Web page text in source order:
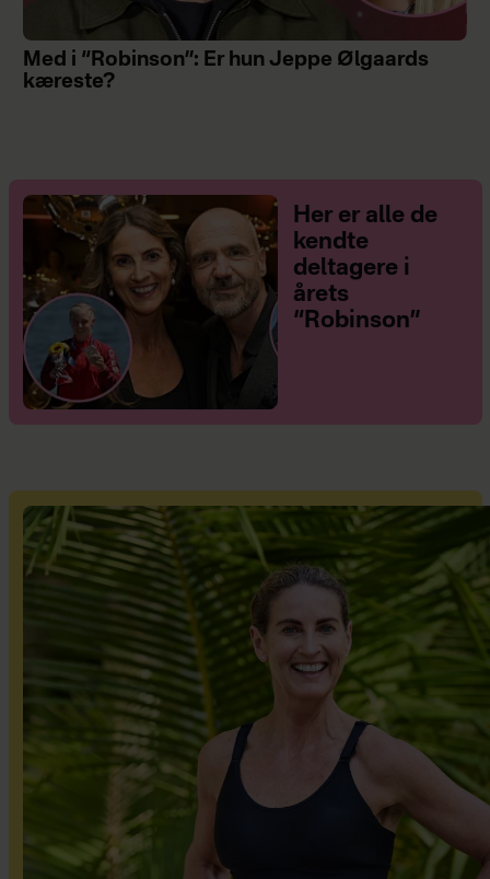
Med i “Robinson”: Er hun Jeppe Ølgaards
kæreste?
Her er alle de
kendte
deltagere i
årets
“Robinson”